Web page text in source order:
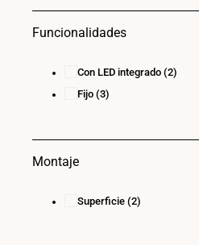
Funcionalidades
Con LED integrado (2)
Fijo (3)
Montaje
Superficie (2)